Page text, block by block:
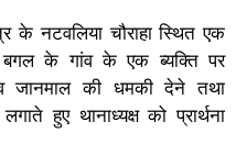
के नटवलिया चौराहा स्थित एक
के गांव के एक ब्यक्ति पर
व जानमाल की धमकी देने तथा
हुए थानाध्यक्ष को प्रार्थना